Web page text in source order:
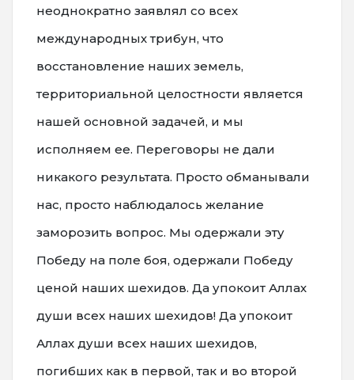
неоднократно заявлял со всех
международных трибун, что
восстановление наших земель,
территориальной целостности является
нашей основной задачей, и мы
исполняем ее. Переговоры не дали
никакого результата. Просто обманывали
нас, просто наблюдалось желание
заморозить вопрос. Мы одержали эту
Победу на поле боя, одержали Победу
ценой наших шехидов. Да упокоит Аллах
души всех наших шехидов! Да упокоит
Аллах души всех наших шехидов,
погибших как в первой, так и во второй